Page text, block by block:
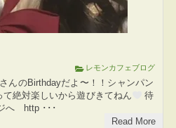
レモンカフェブログ
んのBirthdayだよ〜！！シャンパン
絶対楽しいから遊びきてねん
待
へ http ･･･
Read More